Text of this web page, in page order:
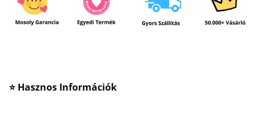
⭐ Hasznos Információk